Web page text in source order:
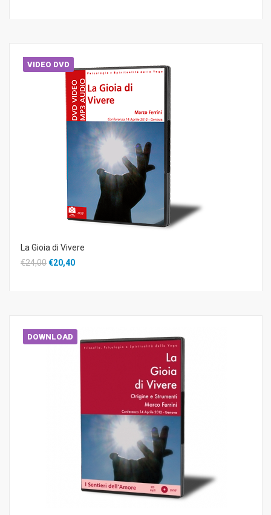
VIDEO DVD
La Gioia di Vivere
€24,00€20,40
DOWNLOAD